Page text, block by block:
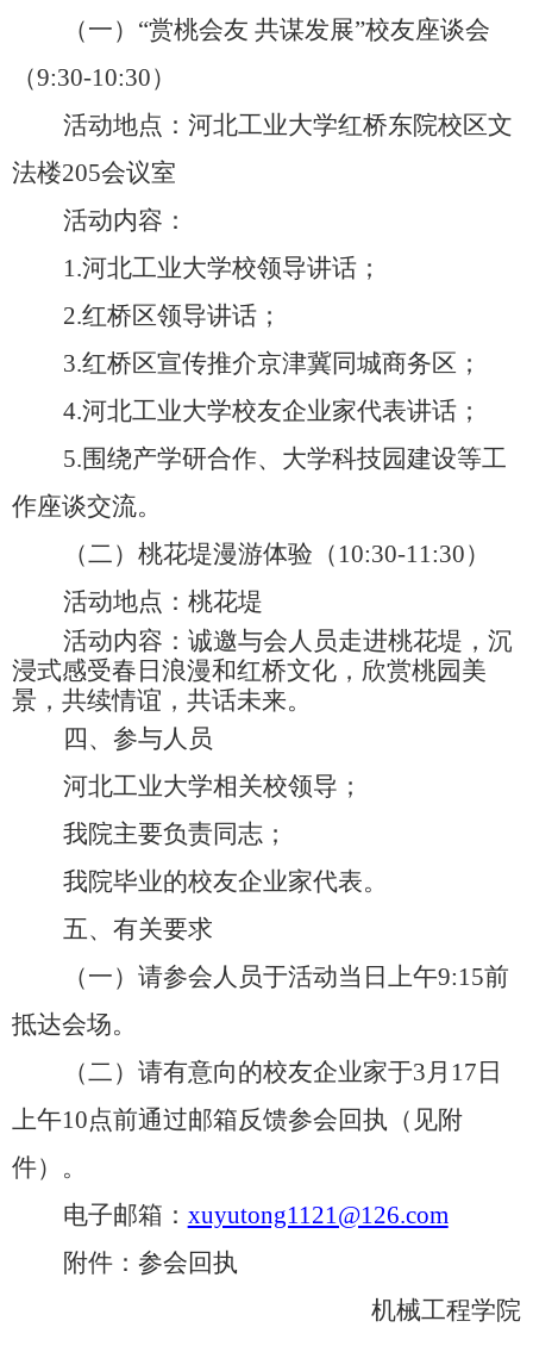
（一）“赏桃会友 共谋发展”校友座谈会
（9:30-10:30）
活动地点：河北工业大学红桥东院校区文
法楼205会议室
活动内容：
1.河北工业大学校领导讲话；
2.红桥区领导讲话；
3.红桥区宣传推介京津冀同城商务区；
4.河北工业大学校友企业家代表讲话；
5.围绕产学研合作、大学科技园建设等工
作座谈交流。
（二）桃花堤漫游体验（10:30-11:30）
活动地点：桃花堤
活动内容：诚邀与会人员走进桃花堤，沉
浸式感受春日浪漫和红桥文化，欣赏桃园美
景，共续情谊，共话未来。
四、参与人员
河北工业大学相关校领导；
我院主要负责同志；
我院毕业的校友企业家代表。
五、有关要求
（一）请参会人员于活动当日上午9:15前
抵达会场。
（二）请有意向的校友企业家于3月17日
上午10点前通过邮箱反馈参会回执（见附
件）。
电子邮箱： xuyutong1121@126.com
附件： 参会回执
机械工程学院